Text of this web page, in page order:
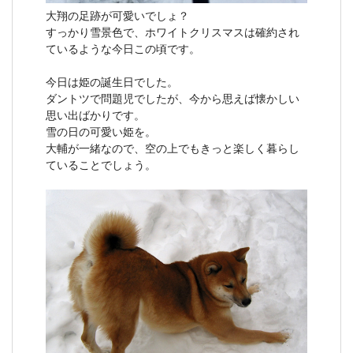
大翔の足跡が可愛いでしょ？
すっかり雪景色で、ホワイトクリスマスは確約され
ているような今日この頃です。
今日は姫の誕生日でした。
ダントツで問題児でしたが、今から思えば懐かしい
思い出ばかりです。
雪の日の可愛い姫を。
大輔が一緒なので、空の上でもきっと楽しく暮らし
ていることでしょう。